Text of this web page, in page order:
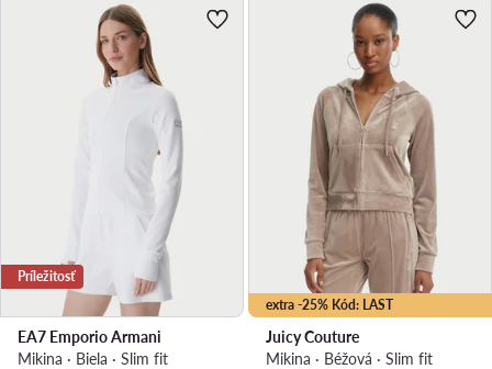
Príležitosť
EA7 Emporio Armani
Mikina · Biela · Slim fit
extra -25% Kód: LAST
Juicy Couture
Mikina · Béžová · Slim fit